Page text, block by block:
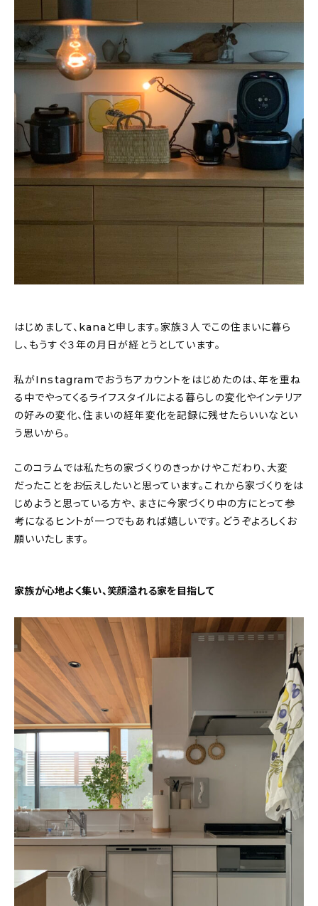
はじめまして、kanaと申します。家族３人でこの住まいに暮ら
し、もうすぐ３年の月日が経とうとしています。
私がInstagramでおうちアカウントをはじめたのは、年を重ね
る中でやってくるライフスタイルによる暮らしの変化やインテリア
の好みの変化、住まいの経年変化を記録に残せたらいいなとい
う思いから。
このコラムでは私たちの家づくりのきっかけやこだわり、大変
だったことをお伝えしたいと思っています。これから家づくりをは
じめようと思っている方や、まさに今家づくり中の方にとって参
考になるヒントが一つでもあれば嬉しいです。どうぞよろしくお
願いいたします。
家族が心地よく集い、笑顔溢れる家を目指して